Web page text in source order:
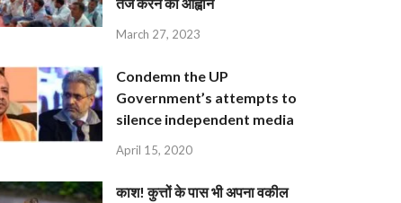
March 27, 2023
Condemn the UP
Government’s attempts to
silence independent media
April 15, 2020
काश! कुत्तों के पास भी अपना वकील